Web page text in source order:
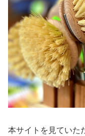
本サイトを見ていた